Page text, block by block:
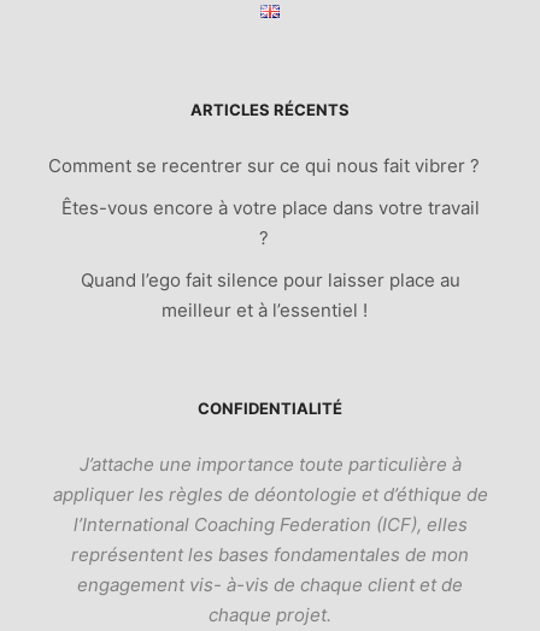
ARTICLES RÉCENTS
Comment se recentrer sur ce qui nous fait vibrer ?
Êtes-vous encore à votre place dans votre travail
?
Quand l’ego fait silence pour laisser place au
meilleur et à l’essentiel !
CONFIDENTIALITÉ
J’attache une importance toute particulière à
appliquer les règles de déontologie et d’éthique de
l’International Coaching Federation (ICF), elles
représentent les bases fondamentales de mon
engagement vis- à-vis de chaque client et de
chaque projet.